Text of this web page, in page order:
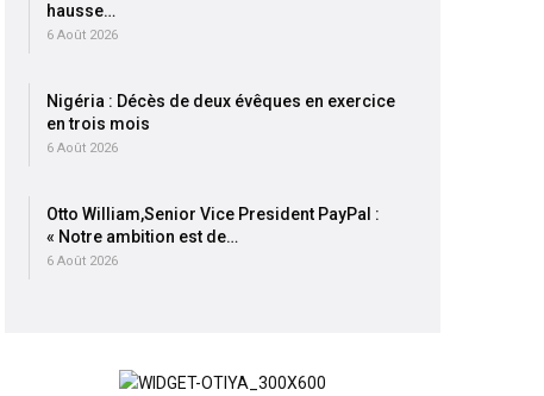
hausse…
6 Août 2026
Nigéria : Décès de deux évêques en exercice
en trois mois
6 Août 2026
Otto William,Senior Vice President PayPal :
« Notre ambition est de…
6 Août 2026